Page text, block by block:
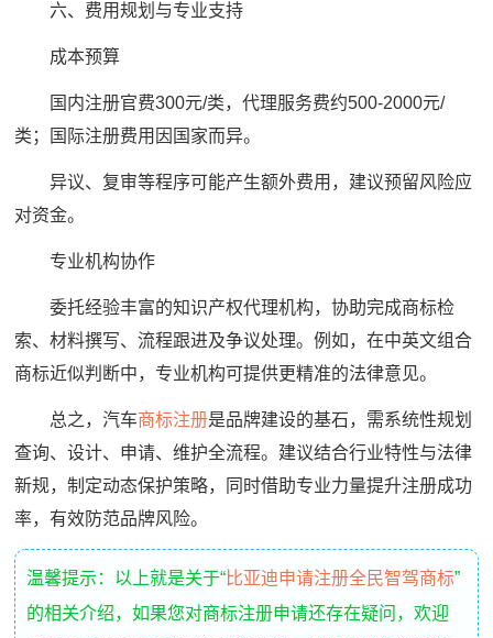
六、费用规划与专业支持
成本预算
国内注册官费300元/类，代理服务费约500-2000元/
类；国际注册费用因国家而异。
异议、复审等程序可能产生额外费用，建议预留风险应
对资金。
专业机构协作
委托经验丰富的知识产权代理机构，协助完成商标检
索、材料撰写、流程跟进及争议处理。例如，在中英文组合
商标近似判断中，专业机构可提供更精准的法律意见。
总之，汽车商标注册是品牌建设的基石，需系统性规划
查询、设计、申请、维护全流程。建议结合行业特性与法律
新规，制定动态保护策略，同时借助专业力量提升注册成功
率，有效防范品牌风险。
温馨提示：以上就是关于“比亚迪申请注册全民智驾商标”
的相关介绍，如果您对商标注册申请还存在疑问，欢迎